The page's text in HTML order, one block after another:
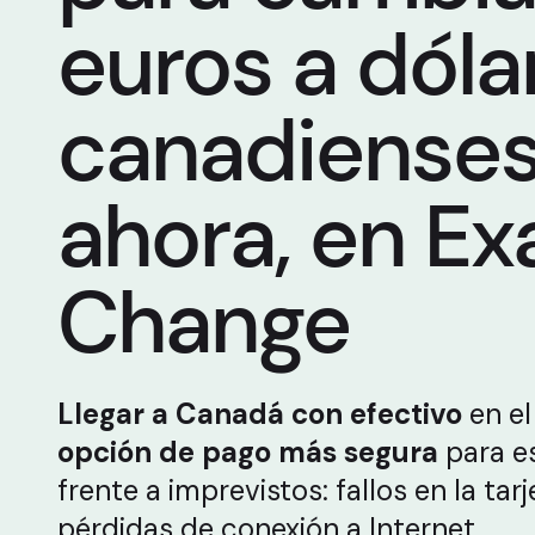
euros a
ahora, en
Change
Llegar a Canadá con efectivo en
opción de pago más segura para
frente a imprevistos: fallos en la